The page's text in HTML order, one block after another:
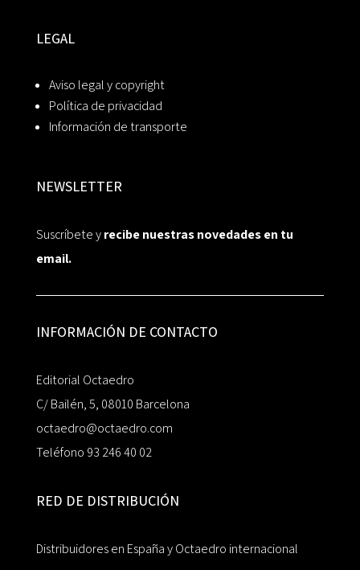
LEGAL
Aviso legal y copyright
Política de privacidad
Información de transporte
NEWSLETTER
Suscríbete yrecibe nuestras novedades en tu
email.
INFORMACIÓN DE CONTACTO
Editorial Octaedro
C/ Bailén, 5, 08010 Barcelona
octaedro@octaedro.com
Teléfono 93 246 40 02
RED DE DISTRIBUCIÓN
Distribuidores en España y Octaedro internacional